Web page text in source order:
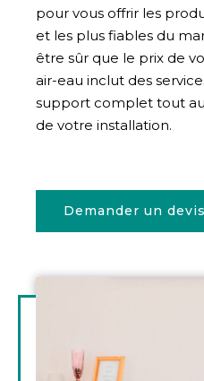
pour vous offrir les
et les plus fiables du
être sûr que le prix de
air-eau inclut des
support complet tout
de votre installation.
Demander un devis